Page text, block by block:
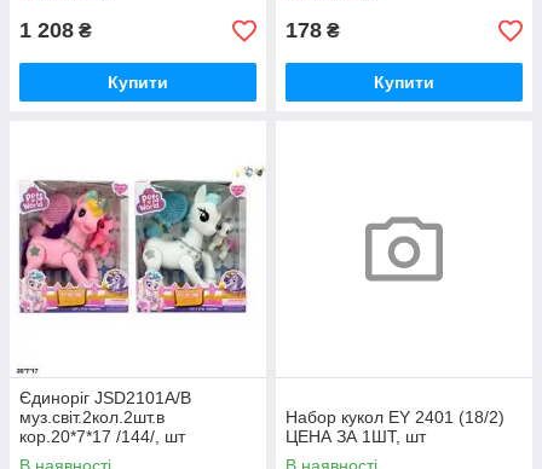
1 208 ₴
Купити
178 ₴
Купити
Єдиноріг JSD2101A/B
муз.світ.2кол.2шт.в
кор.20*7*17 /144/, шт
Набор кукол EY 2401 (18/2)
ЦЕНА ЗА 1ШТ, шт